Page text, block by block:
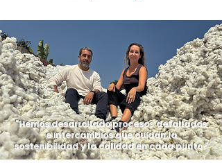
"Hemos desarrollado procesos detallados
e intercambios que cuidan la
sostenibilidad y la calidad en cada punto."